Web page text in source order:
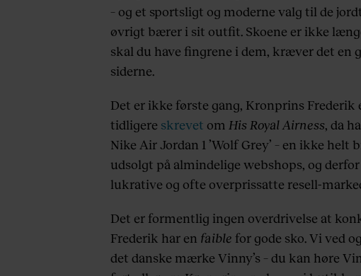
– og et sportsligt og moderne valg til de
øvrigt bærer i sit outfit. Skoene er ikke
skal du have fingrene i dem, kræver det en
siderne.
Det er ikke første gang, Kronprins Frederik
tidligere skrevet om His Royal Airness, da
Nike Air Jordan 1 ’Wolf Grey’ – en ikke
udsolgt på almindelige webshops, og
lukrative og ofte overprissatte resell-
Det er formentlig ingen overdrivelse at
Frederik har en faible for gode sko. Vi ved
det danske mærke Vinny’s – du kan høre